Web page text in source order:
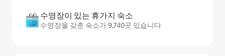
수영장이 있는 휴가지 숙소
수영장을 갖춘 숙소가 9,740곳 있습니다